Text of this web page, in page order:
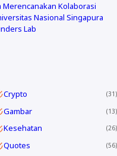
Kolaborasi
Nasional Singapura
Lab
Crypto 31
Gambar 13
Kesehatan 26
Quotes 56